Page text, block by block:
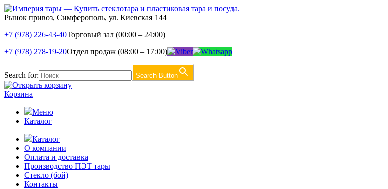
Рынок привоз, Симферополь, ул. Киевская 144
+7 (978) 226-43-40Торговый зал (00:00 – 24:00)
+7 (978) 278-19-20Отдел продаж (08:00 – 17:00)
Search for: Search Button
Корзина
Меню
Каталог
Каталог
О компании
Оплата и доставка
Производство ПЭТ тары
Стекло (бой)
Контакты